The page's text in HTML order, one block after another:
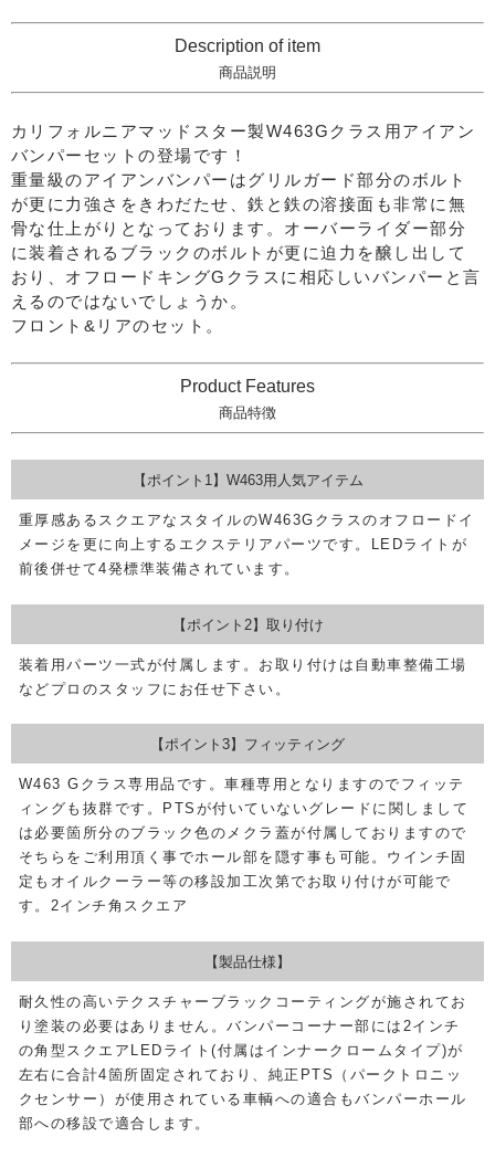
Description of item
商品説明
カリフォルニアマッドスター製W463Gクラス用アイアン
バンパーセットの登場です！
重量級のアイアンバンパーはグリルガード部分のボルト
が更に力強さをきわだたせ、鉄と鉄の溶接面も非常に無
骨な仕上がりとなっております。オーバーライダー部分
に装着されるブラックのボルトが更に迫力を醸し出して
おり、オフロードキングGクラスに相応しいバンパーと言
えるのではないでしょうか。
フロント&リアのセット。
Product Features
商品特徴
【ポイント1】W463用人気アイテム
重厚感あるスクエアなスタイルのW463Gクラスのオフロードイ
メージを更に向上するエクステリアパーツです。LEDライトが
前後併せて4発標準装備されています。
【ポイント2】取り付け
装着用パーツ一式が付属します。お取り付けは自動車整備工場
などプロのスタッフにお任せ下さい。
【ポイント3】フィッティング
W463 Gクラス専用品です。車種専用となりますのでフィッテ
ィングも抜群です。PTSが付いていないグレードに関しまして
は必要箇所分のブラック色のメクラ蓋が付属しておりますので
そちらをご利用頂く事でホール部を隠す事も可能。ウインチ固
定もオイルクーラー等の移設加工次第でお取り付けが可能で
す。2インチ角スクエア
【製品仕様】
耐久性の高いテクスチャーブラックコーティングが施されてお
り塗装の必要はありません。バンパーコーナー部には2インチ
の角型スクエアLEDライト(付属はインナークロームタイプ)が
左右に合計4箇所固定されており、純正PTS（パークトロニッ
クセンサー）が使用されている車輌への適合もバンパーホール
部への移設で適合します。